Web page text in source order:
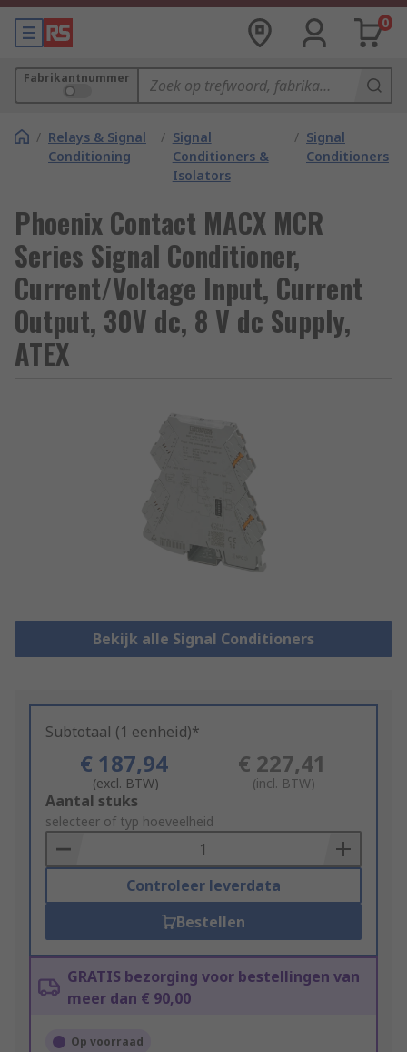
0
Fabrikantnummer
/ Relays & Signal
Conditioning
/ Signal
Conditioners &
Isolators
/ Signal
Conditioners
Phoenix Contact MACX MCR
Series Signal Conditioner,
Current/Voltage Input, Current
Output, 30V dc, 8 V dc Supply,
ATEX
Bekijk alle Signal Conditioners
Subtotaal (1 eenheid)*
€ 187,94
(excl. BTW)
€ 227,41
(incl. BTW)
Add
to
Basket
Aantal stuks
selecteer of typ hoeveelheid
Controleer leverdata
Bestellen
GRATIS bezorging voor bestellingen van
meer dan € 90,00
Op voorraad